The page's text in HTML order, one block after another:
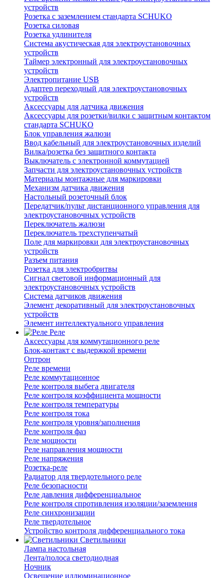
устройств
Розетка с заземлением стандарта SCHUKO
Розетка силовая
Розетка удлинителя
Система акустическая для электроустановочных
устройств
Таймер электронный для электроустановочных
устройств
Электропитание USB
Адаптер переходный для электроустановочных
устройств
Аксессуары для датчика движения
Аксессуары для розетки/вилки с защитным контактом
стандарта SCHUKO
Блок управления жалюзи
Ввод кабельный для электроустановочных изделий
Вилка/розетка без защитного контакта
Выключатель с электронной коммутацией
Запчасти для электроустановочных устройств
Материалы монтажные для маркировки
Механизм датчика движения
Настольный розеточный блок
Передатчик/пульт дистанционного управления для
электроустановочных устройств
Переключатель жалюзи
Переключатель трехступенчатый
Поле для маркировки для электроустановочных
устройств
Разъем питания
Розетка для электробритвы
Сигнал световой информационный для
электроустановочных устройств
Система датчиков движения
Элемент декоративный для электроустановочных
устройств
Элемент интеллектуального управления
Реле
Аксессуары для коммутационного реле
Блок-контакт с выдержкой времени
Оптрон
Реле времени
Реле коммутационное
Реле контроля выбега двигателя
Реле контроля коэффициента мощности
Реле контроля температуры
Реле контроля тока
Реле контроля уровня/заполнения
Реле контроля фаз
Реле мощности
Реле направления мощности
Реле напряжения
Розетка-реле
Радиатор для твердотельного реле
Реле безопасности
Реле давления дифференциальное
Реле контроля спротивления изоляции/заземления
Реле синхронизации
Реле твердотельное
Устройство контроля дифференциального тока
Светильники
Лампа настольная
Лента/полоса светодиодная
Ночник
Освещение иллюминационное